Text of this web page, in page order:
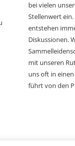
bei vielen
Stellenwert
entstehen
Diskussionen.
mit unseren
uns oft in
führt von den